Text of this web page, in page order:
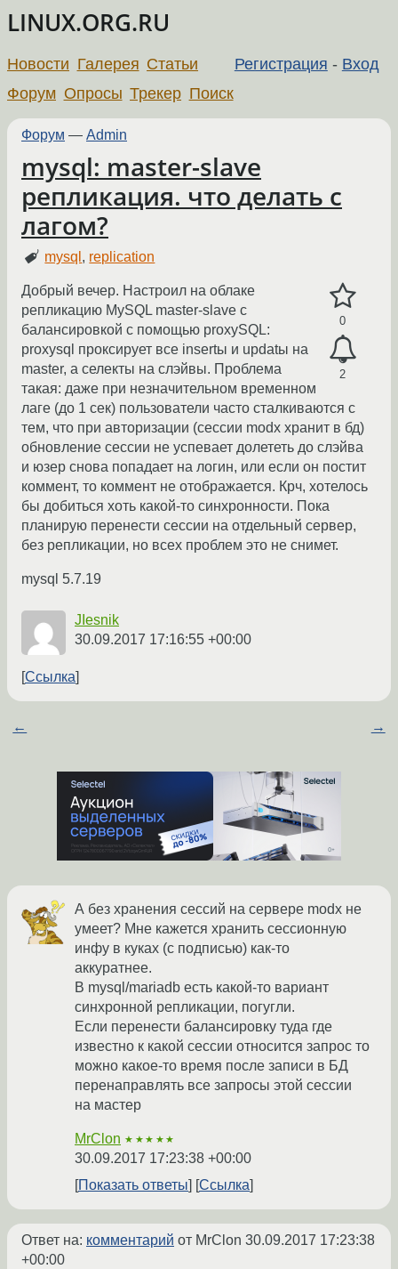
LINUX.ORG.RU
Регистрация - Вход
Новости Галерея Статьи
Форум Опросы Трекер Поиск
Форум — Admin
mysql: master-slave
репликация. что делать с
лагом?
mysql , replication
0
2
Добрый вечер. Настроил на облаке
репликацию MySQL master-slave с
балансировкой с помощью proxySQL:
proxysql проксирует все insertы и updatы на
master, а селекты на слэйвы. Проблема
такая: даже при незначительном временном
лаге (до 1 сек) пользователи часто сталкиваются с
тем, что при авторизации (сессии modx хранит в бд)
обновление сессии не успевает долететь до слэйва
и юзер снова попадает на логин, или если он постит
коммент, то коммент не отображается. Крч, хотелось
бы добиться хоть какой-то синхронности. Пока
планирую перенести сессии на отдельный сервер,
без репликации, но всех проблем это не снимет.
mysql 5.7.19
JIesnik
30.09.2017 17:16:55 +00:00
Ссылка
← →
А без хранения сессий на сервере modx не
умеет? Мне кажется хранить сессионную
инфу в куках (с подписью) как-то
аккуратнее.
В mysql/mariadb есть какой-то вариант
синхронной репликации, погугли.
Если перенести балансировку туда где
известно к какой сессии относится запрос то
можно какое-то время после записи в БД
перенаправлять все запросы этой сессии
на мастер
MrClon ★★★★★
30.09.2017 17:23:38 +00:00
Показать ответы
Ссылка
Ответ на: комментарий от MrClon 30.09.2017 17:23:38
+00:00